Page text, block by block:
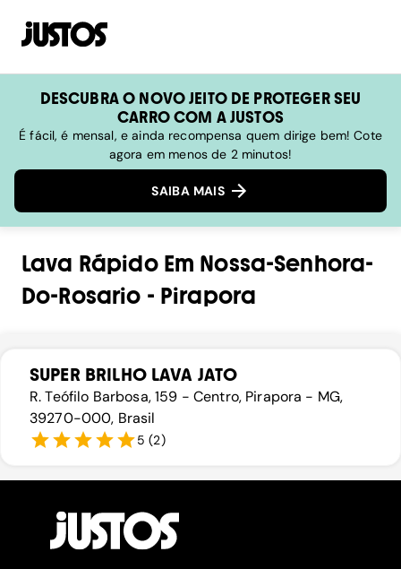
DESCUBRA O NOVO JEITO DE PROTEGER SEU
CARRO COM A JUSTOS
É fácil, é mensal, e ainda recompensa quem dirige bem! Cote
agora em menos de 2 minutos!
SAIBA MAIS
Lava RápidoEm Nossa-Senhora-
Do-Rosario - Pirapora
SUPER BRILHO LAVA JATO
R. Teófilo Barbosa, 159 - Centro, Pirapora - MG,
39270-000, Brasil
5 (2)